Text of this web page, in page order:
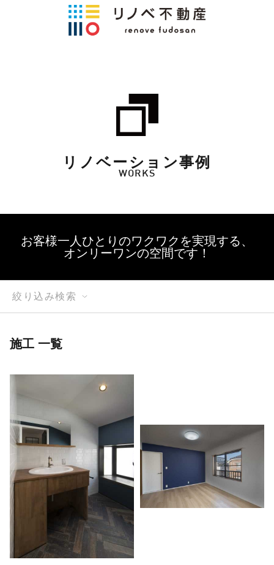
リノベーション事例
WORKS
お客様一人ひとりのワクワクを実現する、
オンリーワンの空間です！
絞り込み検索
施工 一覧